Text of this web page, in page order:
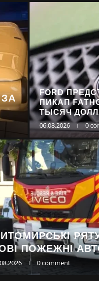
FORD
ПИКАП
ТЫСЯЧ
06.08.2026 0
ПОЖЕЖНІ
0 comment